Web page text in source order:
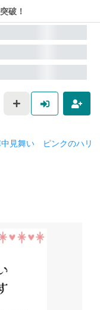
破！
中見舞い ピンクのハリ